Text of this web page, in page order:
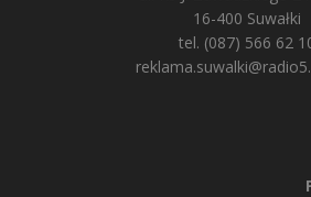
16-400 Suwałki
tel. (087) 566 62